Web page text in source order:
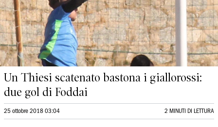
Un Thiesi scatenato bastona i giallorossi:
due gol di Foddai
25 ottobre 2018 03:04 2 MINUTI DI LETTURA